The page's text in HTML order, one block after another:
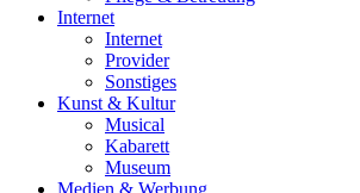
Internet
Internet
Provider
Sonstiges
Kunst & Kultur
Musical
Kabarett
Museum
Medien & Werbung